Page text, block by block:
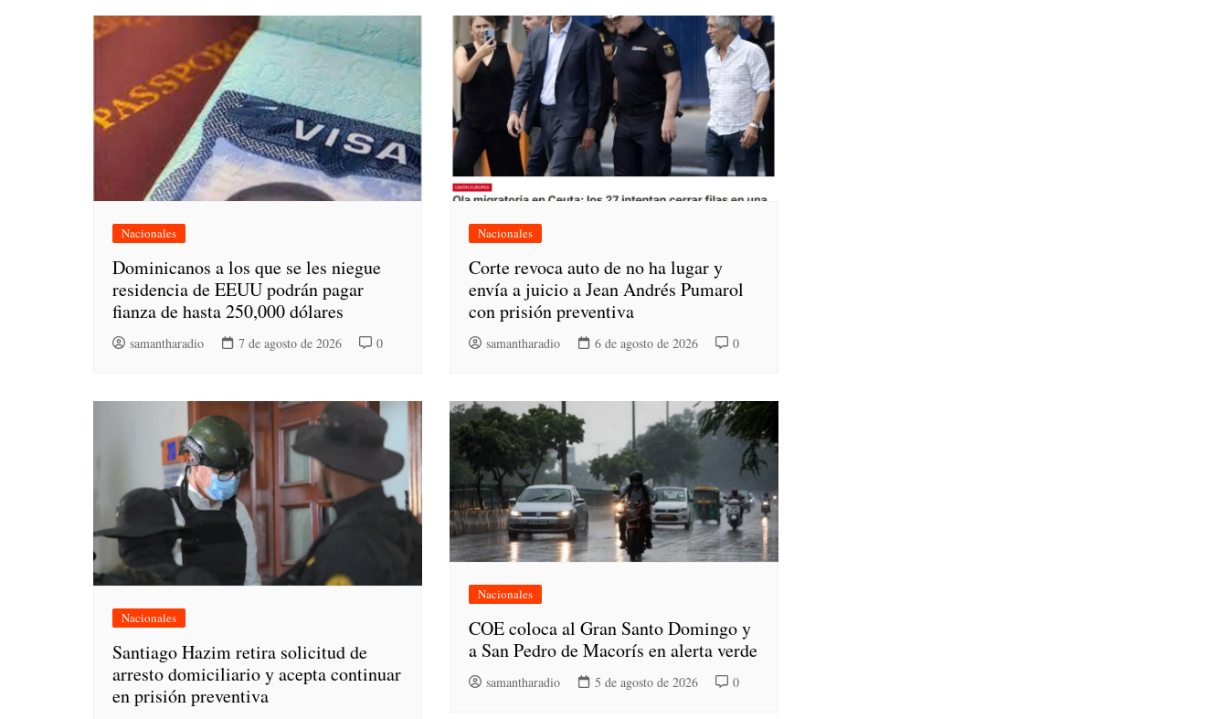
Nacionales
Dominicanos a los que se les niegue
residencia de EEUU podrán pagar
fianza de hasta 250,000 dólares
samantharadio 7 de agosto de 2026 0
Nacionales
Corte revoca auto de no ha lugar y
envía a juicio a Jean Andrés Pumarol
con prisión preventiva
samantharadio 6 de agosto de 2026 0
Nacionales
Santiago Hazim retira solicitud de
arresto domiciliario y acepta continuar
en prisión preventiva
Nacionales
COE coloca al Gran Santo Domingo y
a San Pedro de Macorís en alerta verde
samantharadio 5 de agosto de 2026 0